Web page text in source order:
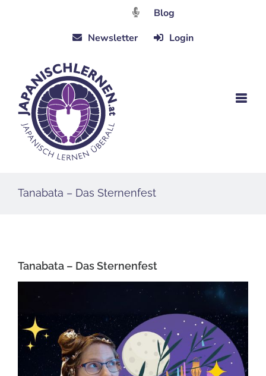
Blog
Newsletter
Login
Tanabata – Das Sternenfest
Tanabata – Das Sternenfest